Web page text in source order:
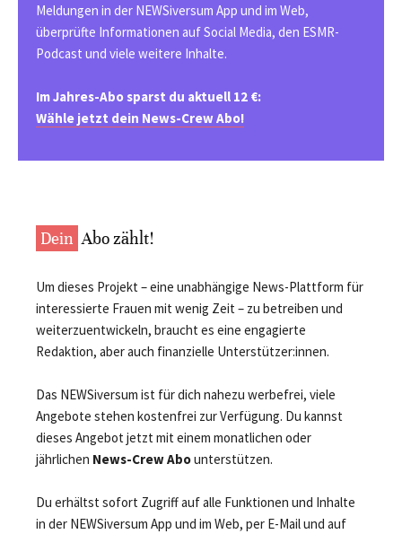
Meldungen in der NEWSiversum App und im Web,
überprüfte Informationen auf Social Media, den ESMR-
Podcast und viele weitere Inhalte.
Im Jahres-Abo sparst du aktuell 12 €:
Wähle jetzt dein News-Crew Abo!
Dein Abo zählt!
Um dieses Projekt – eine unabhängige News-Plattform für
interessierte Frauen mit wenig Zeit – zu betreiben und
weiterzuentwickeln, braucht es eine engagierte
Redaktion, aber auch finanzielle Unterstützer:innen.
Das NEWSiversum ist für dich nahezu werbefrei, viele
Angebote stehen kostenfrei zur Verfügung. Du kannst
dieses Angebot jetzt mit einem monatlichen oder
jährlichen News-Crew Abounterstützen.
Du erhältst sofort Zugriff auf alle Funktionen und Inhalte
in der NEWSiversum App und im Web, per E-Mail und auf